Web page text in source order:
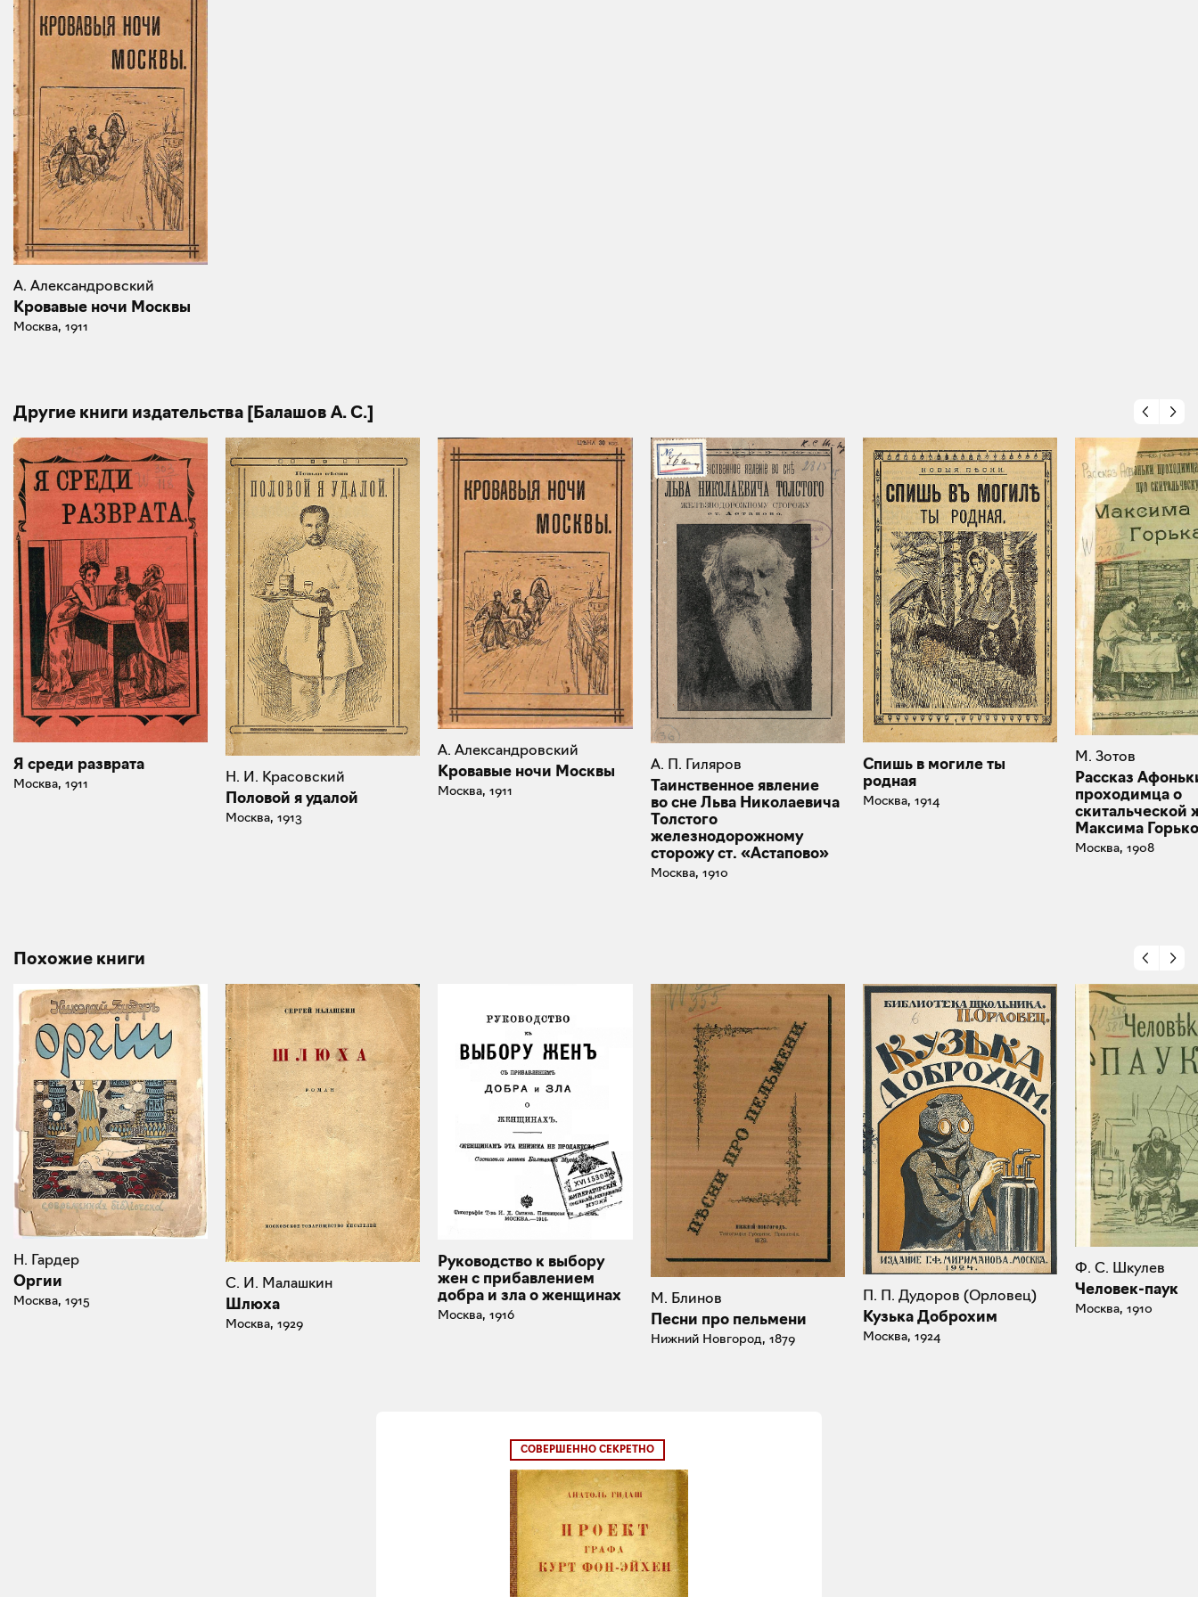
А. Александровский
Кровавые ночи Москвы
Москва, 1911
Другие книги издательства [Балашов А. С.]
Я среди разврата
Москва, 1911 Н. И. Красовский
Половой я удалой
Москва, 1913
А. Александровский
Кровавые ночи Москвы
Москва, 1911
А. П. Гиляров
Таинственное явление
во сне Льва Николаевича
Толстого
железнодорожному
сторожу ст. «Астапово»
Москва, 1910
Спишь в могиле ты
родная
Москва, 1914
М. Зотов
Рассказ
проходимца о
скитальческой
Максима
Москва, 1908
Похожие книги
Н. Гардер
Оргии
Москва, 1915
С. И. Малашкин
Шлюха
Москва, 1929
Руководство к выбору
жен с прибавлением
добра и зла о женщинах
Москва, 1916
М. Блинов
Песни про пельмени
Нижний Новгород, 1879
П. П. Дудоров (Орловец)
Кузька Доброхим
Москва, 1924
Ф. С. Шкулев
Человек-паук
Москва, 1910
СОВЕРШЕННО СЕКРЕТНО